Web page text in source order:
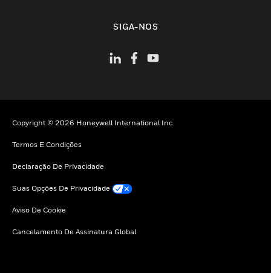
SIGA-NOS
Copyright © 2026 Honeywell International Inc
Termos E Condições
Declaração De Privacidade
Suas Opções De Privacidade
Aviso De Cookie
Cancelamento De Assinatura Global